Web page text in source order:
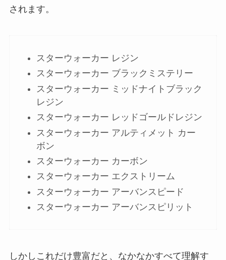
されます。
スターウォーカー レジン
スターウォーカー ブラックミステリー
スターウォーカー ミッドナイトブラック
レジン
スターウォーカー レッドゴールドレジン
スターウォーカー アルティメット カー
ボン
スターウォーカー カーボン
スターウォーカー エクストリーム
スターウォーカー アーバンスピード
スターウォーカー アーバンスピリット
しかしこれだけ豊富だと、なかなかすべて理解す